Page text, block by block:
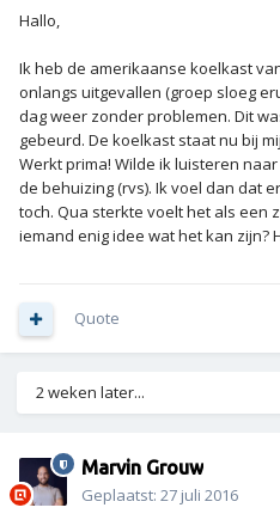
Hallo,
Ik heb de amerikaanse koelkast
onlangs uitgevallen (groep sloeg
dag weer zonder problemen. Dit
gebeurd. De koelkast staat nu bij
Werkt prima! Wilde ik luisteren
de behuizing (rvs). Ik voel dan dat
toch. Qua sterkte voelt het als een
iemand enig idee wat het kan zijn?
Quote
2 weken later...
Marvin Grouw
Geplaatst: 27 juli 2016